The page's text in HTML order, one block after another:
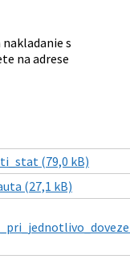
s
na adrese
(79,0 kB)
(27,1 kB)